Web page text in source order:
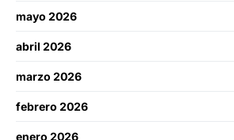
mayo 2026
abril 2026
marzo 2026
febrero 2026
enero 2026